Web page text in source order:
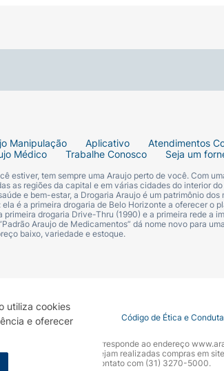
utiliza cookies
e oferecer
Manipulação Aplicativo Atendimentos
Médico Trabalhe Conosco Seja um
estiver, tem sempre uma Araujo perto de você. Com
as regiões da capital e em várias cidades do interior
e bem-estar, a Drogaria Araujo é um patrimônio
é a primeira drogaria de Belo Horizonte a oferecer o
primeira drogaria Drive-Thru (1990) e a primeira rede a
Araujo de Medicamentos” dá nome novo para
baixo, variedade e estoque.
Privacidade Covid-19 Código de Ética e Conduta
que o seu site oficial corresponde ao endereço
que não sejam realizadas compras em
gentileza entrar em contato com (31) 3270-5000.